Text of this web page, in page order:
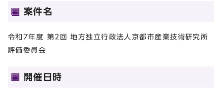
案件名
令和7年度 第2回 地方独立行政法人京都市産業技術研究所
評価委員会
開催日時